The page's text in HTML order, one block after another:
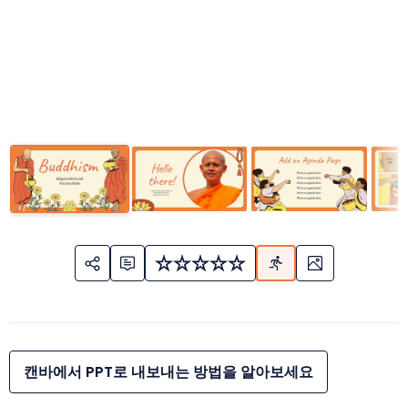
캔바에서 PPT로 내보내는 방법을 알아보세요